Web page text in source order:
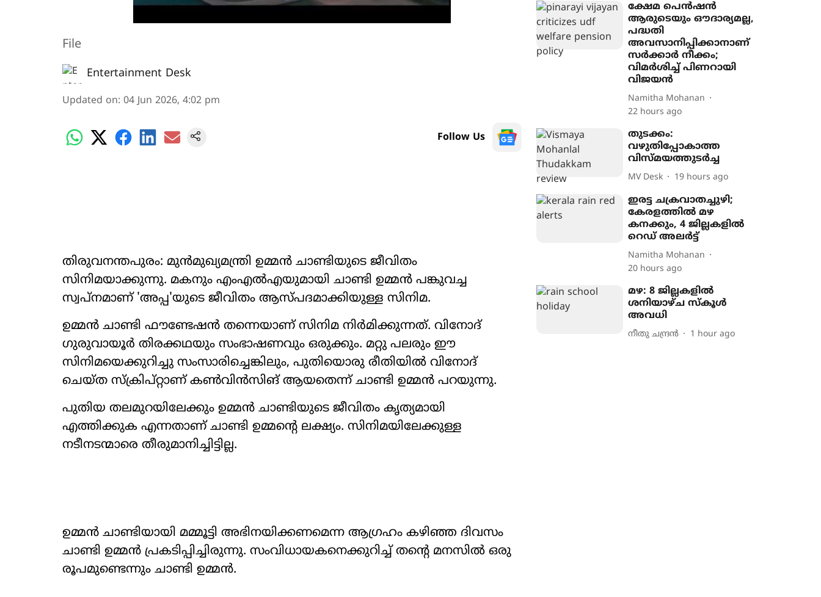
File
Entertainment Desk
Updated on: 04 Jun 2026, 4:02 pm
Follow Us
തിരുവനന്തപുരം: മുൻമുഖ്യമന്ത്രി ഉമ്മൻ ചാണ്ടിയുടെ ജീവിതം
സിനിമയാക്കുന്നു. മകനും എംഎൽഎയുമായി ചാണ്ടി ഉമ്മൻ പങ്കുവച്ച
സ്വപ്നമാണ് 'അപ്പ'യുടെ ജീവിതം ആസ്പദമാക്കിയുള്ള സിനിമ.‌
ഉമ്മൻ ചാണ്ടി ഫൗണ്ടേഷൻ തന്നെയാണ് സിനിമ നിർമിക്കുന്നത്. വിനോദ്
ഗുരുവായൂർ തിരക്കഥയും സംഭാഷണവും ഒരുക്കും. മറ്റു പലരും ഈ
സിനിമയെക്കുറിച്ചു സംസാരിച്ചെങ്കിലും, പുതിയൊരു രീതിയിൽ വിനോദ്
ചെയ്ത സ്ക്രിപ്റ്റാണ് കൺവിൻസിങ് ആയതെന്ന് ചാണ്ടി ഉമ്മൻ പറയുന്നു.
പുതിയ തലമുറയിലേക്കും ഉമ്മൻ ചാണ്ടിയുടെ ജീവിതം കൃത്യമായി
എത്തിക്കുക എന്നതാണ് ചാണ്ടി ഉമ്മന്‍റെ ലക്ഷ്യം. സിനിമയിലേക്കുള്ള
നടീനടന്മാരെ തീരുമാനിച്ചിട്ടില്ല.
ഉമ്മൻ ചാണ്ടിയായി മമ്മൂട്ടി അഭിനയിക്കണമെന്ന ആഗ്രഹം കഴിഞ്ഞ ദിവസം
ചാണ്ടി ഉമ്മൻ പ്രകടിപ്പിച്ചിരുന്നു. സംവിധായകനെക്കുറിച്ച് തന്‍റെ മനസിൽ ഒരു
രൂപമുണ്ടെന്നും ചാണ്ടി ഉമ്മൻ.
ക്ഷേമ പെൻഷൻ
ആരുടെയും ഔദാര്യമല്ല,
പദ്ധതി
അവസാനിപ്പിക്കാനാണ്
സർക്കാർ നീക്കം;
വിമർശിച്ച് പിണറായി
വിജയൻ
Namitha Mohanan
22 hours ago
തുടക്കം:
വഴുതിപ്പോകാത്ത
വിസ്മയത്തുടർച്ച
MV Desk 19 hours ago
ഇരട്ട ചക്രവാതച്ചുഴി;
കേരളത്തിൽ മഴ
കനക്കും, 4 ജില്ലകളിൽ
റെഡ് അലർട്ട്
Namitha Mohanan
20 hours ago
മഴ: 8 ജില്ലകളിൽ
ശനിയാഴ്ച സ്കൂൾ
അവധി
നീതു ചന്ദ്രൻ 1 hour ago